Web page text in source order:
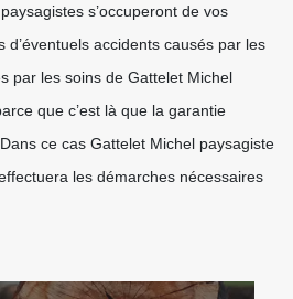
s’occuperont de vos
d’éventuels accidents causés par les
par les soins de Gattelet Michel
que c’est là que la garantie
ce cas Gattelet Michel paysagiste
les démarches nécessaires